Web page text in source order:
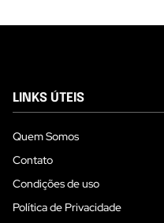
LINKS ÚTEIS
Quem Somos
Contato
Condições de uso
Política de Privacidade